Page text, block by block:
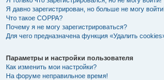
Я давно зарегистрирован, но больше не могу войти!
Что такое COPPA?
Почему я не могу зарегистрироваться?
Для чего предназначена функция «Удалить
Параметры и настройки пользователя
Как изменить мои настройки?
На форуме неправильное время!